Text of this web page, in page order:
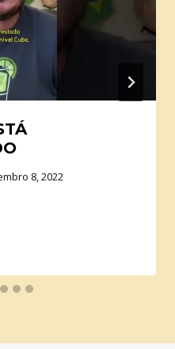
8, 2022